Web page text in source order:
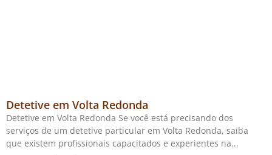
Detetive em Volta Redonda
Detetive em Volta Redonda Se você está precisando dos
serviços de um detetive particular em Volta Redonda, saiba
que existem profissionais capacitados e experientes na